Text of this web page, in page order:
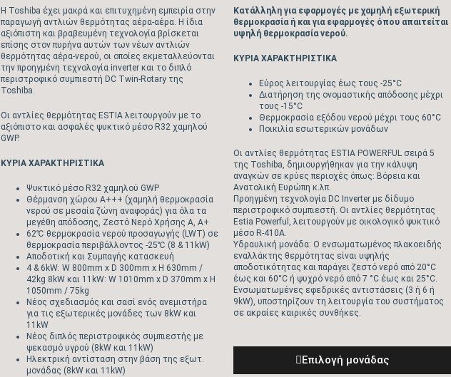
Η Toshiba έχει μακρά και επιτυχημένη εμπειρία στην
παραγωγή αντλιών θερμότητας αέρα-αέρα. Η ίδια
αξιόπιστη και βραβευμένη τεχνολογία βρίσκεται
επίσης στον πυρήνα αυτών των νέων αντλιών
θερμότητας αέρα-νερού, οι οποίες εκμεταλλεύονται
την προηγμένη τεχνολογία inverter και το διπλό
περιστροφικό συμπιεστή DC Twin-Rotary της
Toshiba.
Οι αντλίες θερμότητας ESTIA λειτουργούν με το
αξιόπιστο και ασφαλές ψυκτικό μέσο R32 χαμηλού
GWP.
ΚΥΡΙΑ ΧΑΡΑΚΤΗΡΙΣΤΙΚΑ
Ψυκτικό μέσο R32 χαμηλού GWP
Θέρμανση χώρου A+++ (χαμηλή θερμοκρασία
νερού σε μεσαία ζώνη αναφοράς) για όλα τα
μεγέθη απόδοσης, Ζεστό Νερό Χρήσης A, A+
62℃ θερμοκρασία νερού προσαγωγής (LWT) σε
θερμοκρασία περιβάλλοντος -25℃ (8 & 11kW)
Αποδοτική και Συμπαγής κατασκευή
4 & 6kW: W 800mm x D 300mm x H 630mm /
42kg 8kW και 11kW: W 1010mm x D 370mm x H
1050mm / 75kg
Νέος σχεδιασμός και σασί ενός ανεμιστήρα
για τις εξωτερικές μονάδες των 8kW και
11kW
Νέος διπλός περιστροφικός συμπιεστής με
ψεκασμό υγρού (8kW και 11kW)
Ηλεκτρική αντίσταση στην βάση της εξωτ.
μονάδας (8kW και 11kW)
Κατάλληλη για εφαρμογές με χαμηλή εξωτερική
θερμοκρασία ή και για εφαρμογές όπου απαιτείται
υψηλή θερμοκρασία νερού.
ΚΥΡΙΑ ΧΑΡΑΚΤΗΡΙΣΤΙΚΑ
Εύρος λειτουργίας έως τους -25°C
Διατήρηση της ονομαστικής απόδοσης μέχρι
τους -15°C
Θερμοκρασία εξόδου νερού μέχρι τους 60°C
Ποικιλία εσωτερικών μονάδων
Οι αντλίες θερμότητας ESTIA POWERFUL σειρά 5
της Toshiba, δημιουργήθηκαν για την κάλυψη
αναγκών σε κρύες περιοχές όπως: Βόρεια και
Ανατολική Ευρώπη κ.λπ.
Προηγμένη τεχνολογία DC Inverter με δίδυμο
περιστροφικό συμπιεστή. Οι αντλίες θερμότητας
Estia Powerful, λειτουργούν με οικολογικό ψυκτικό
μέσο R-410A.
Υδραυλική μονάδα: Ο ενσωματωμένος πλακοειδής
εναλλάκτης θερμότητας είναι υψηλής
αποδοτικότητας και παράγει ζεστό νερό από 20°C
έως και 60°C ή ψυχρό νερό από 7 °C έως και 25°C.
Ενσωματωμένες εφεδρικές αντιστάσεις (3 ή 6 ή
9kW), υποστηρίζουν τη λειτουργία του συστήματος
σε ακραίες καιρικές συνθήκες.
Eπιλογή μονάδας